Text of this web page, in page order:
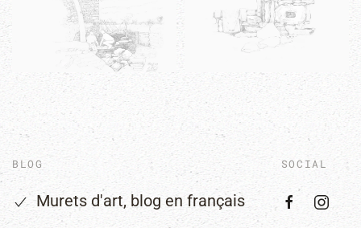
BLOG
Murets d'art, blog en français
SOCIAL